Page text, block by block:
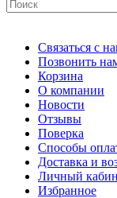
Связаться с
Позвонить
Корзина
О компании
Новости
Отзывы
Поверка
Способы
Доставка и
Личный
Избранное